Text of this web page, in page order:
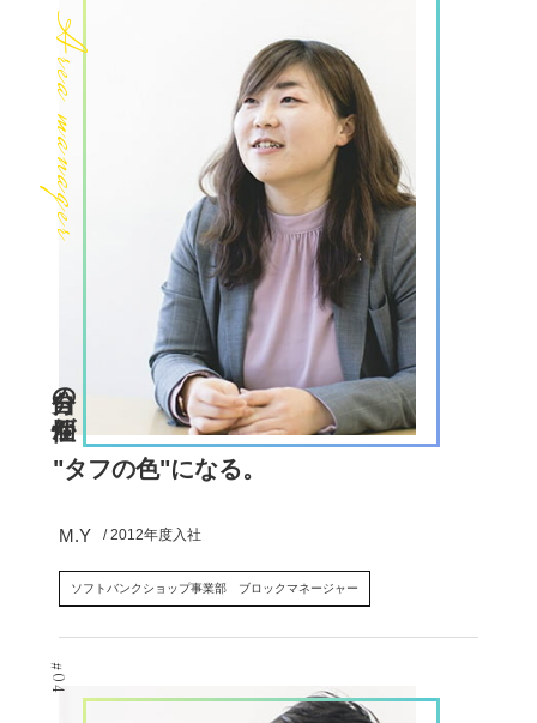
Area manager
自分の個性が、
"タフの色"になる。
M.Y / 2012年度入社
ソフトバンクショップ事業部 ブロックマネージャー
#04